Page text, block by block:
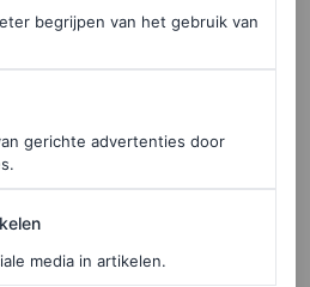
Alaïa-stijl, maar met een
Geen peplumtops
een verschijning, net zoals
door onder meer Kendall
begrijpen van het gebruik van
gerichte advertenties door
media in artikelen.